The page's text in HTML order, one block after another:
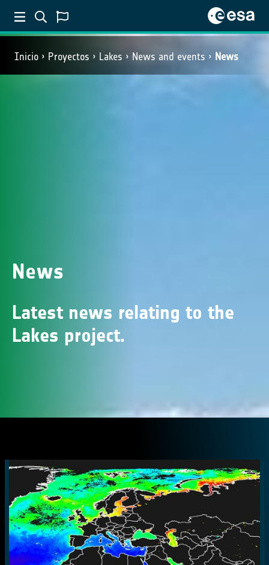
Inicio Proyectos Lakes News and events News
News
Latest news relating to the
Lakes project.